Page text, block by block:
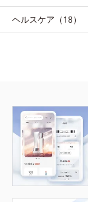
ヘルスケア（18）